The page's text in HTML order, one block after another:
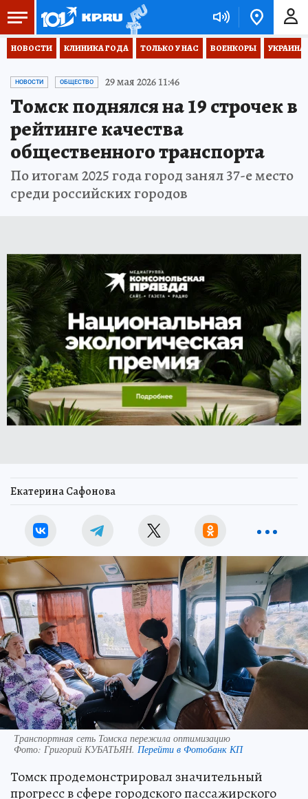
НОВОСТИ КЛИНИКА ГОДА ТОЛЬКО У НАС ВОЕНКОРЫ
НОВОСТИ ОБЩЕСТВО 29 мая 2026 11:46
Томск поднялся на 19 строчек в
рейтинге качества
общественного транспорта
По итогам 2025 года город занял 37-е место
среди российских городов
Екатерина Сафонова
Транспортная сеть Томска пережила оптимизацию
Фото: Григорий КУБАТЬЯН. Перейти в Фотобанк КП
Томск продемонстрировал значительный
прогресс в сфере городского пассажирского